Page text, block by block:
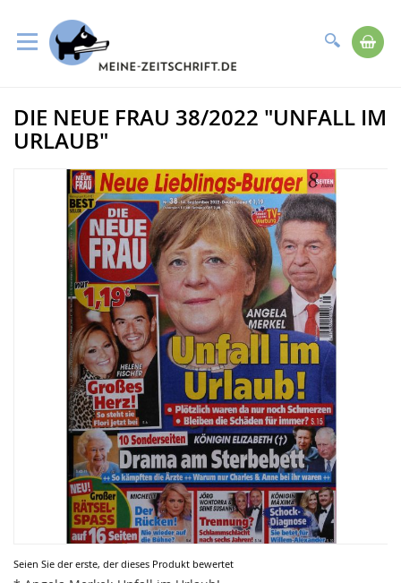
Suche
zum
Inhalt
Seien Sie der erste, der dieses Produkt bewertet
Zum
Ende
der
Bildergalerie
DIE NEUE FRAU 38/2022 "UNFALL IM
URLAUB"
Zum
Anfang